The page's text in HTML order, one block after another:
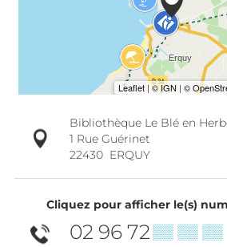
Bibliothèque Le Blé en
1 Rue Guérinet
22430 ERQUY
Cliquez pour afficher le(s)
02 96 72▒▒ ▒▒ ▒▒